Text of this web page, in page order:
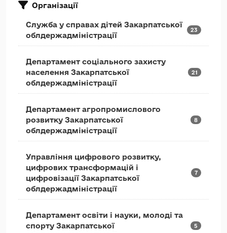
Організації
Служба у справах дітей Закарпатської
облдержадміністрації
23
Департамент соціального захисту
населення Закарпатської
облдержадміністрації
21
Департамент агропромислового
розвитку Закарпатської
облдержадміністрації
8
Управління цифрового розвитку,
цифрових трансформацій і
цифровізації Закарпатської
облдержадміністрації
7
Департамент освіти і науки, молоді та
спорту Закарпатської
5